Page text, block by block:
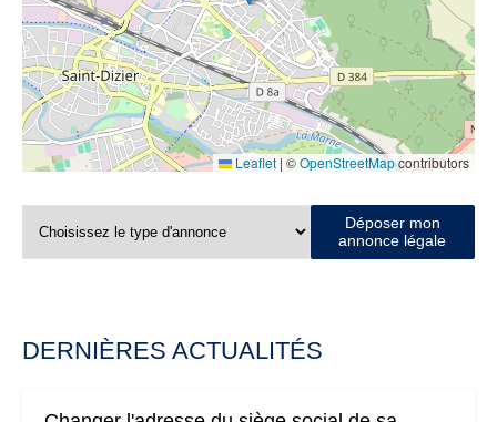
Leaflet | ©OpenStreetMapcontributors
Déposer mon
annonce légale
DERNIÈRES ACTUALITÉS